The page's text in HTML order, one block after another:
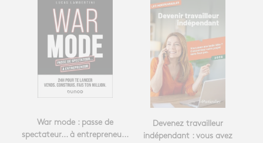
War mode : passe de
spectateur... à entrepreneu...
Devenez travailleur
indépendant : vous avez